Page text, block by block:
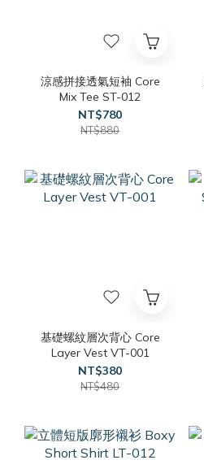
涼感拼接透氣短袖 Core
Mix Tee ST-012
NT$780
NT$880
基礎螺紋層次背心 Core
Layer Vest VT-001
NT$380
NT$480